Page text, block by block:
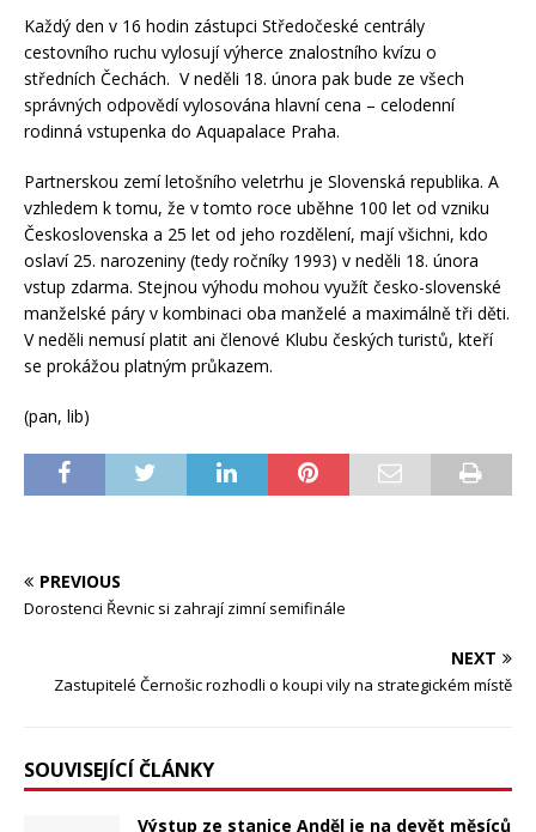
Každý den v 16 hodin zástupci Středočeské centrály
cestovního ruchu vylosují výherce znalostního kvízu o
středních Čechách. V neděli 18. února pak bude ze všech
správných odpovědí vylosována hlavní cena – celodenní
rodinná vstupenka do Aquapalace Praha.
Partnerskou zemí letošního veletrhu je Slovenská republika. A
vzhledem k tomu, že v tomto roce uběhne 100 let od vzniku
Československa a 25 let od jeho rozdělení, mají všichni, kdo
oslaví 25. narozeniny (tedy ročníky 1993) v neděli 18. února
vstup zdarma. Stejnou výhodu mohou využít česko-slovenské
manželské páry v kombinaci oba manželé a maximálně tři děti.
V neděli nemusí platit ani členové Klubu českých turistů, kteří
se prokážou platným průkazem.
(pan, lib)
PREVIOUS
Dorostenci Řevnic si zahrají zimní semifinále
NEXT
Zastupitelé Černošic rozhodli o koupi vily na strategickém místě
SOUVISEJÍCÍ ČLÁNKY
Výstup ze stanice Anděl je na devět měsíců